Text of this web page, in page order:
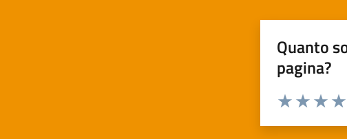
Quanto
pagina?